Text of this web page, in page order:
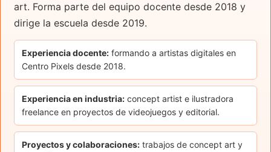
art. Forma parte del equipo docente desde 2018 y
dirige la escuela desde 2019.
Experiencia docente: formando a artistas digitales en
Centro Pixels desde 2018.
Experiencia en industria: concept artist e ilustradora
freelance en proyectos de videojuegos y editorial.
Proyectos y colaboraciones: trabajos de concept art y